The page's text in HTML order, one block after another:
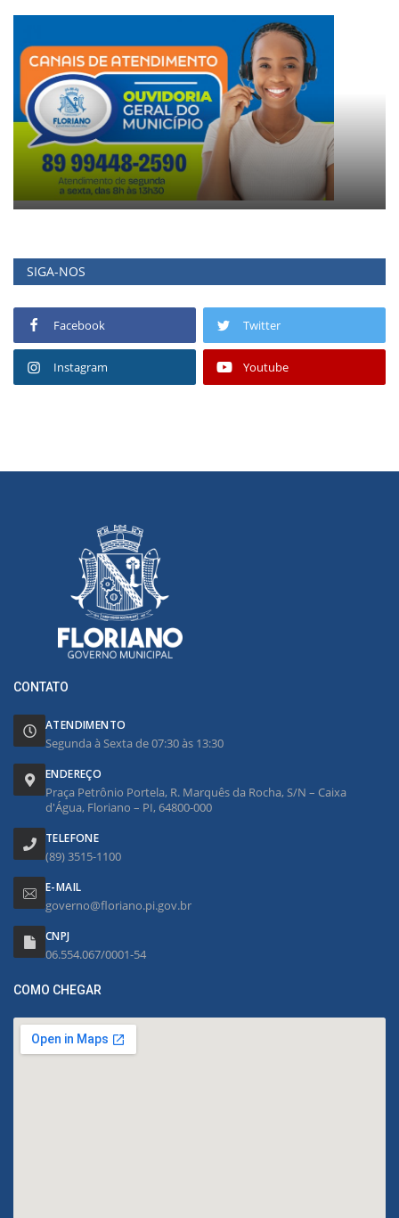
SIGA-NOS
Facebook Twitter
Instagram Youtube
CONTATO
ATENDIMENTO
Segunda à Sexta de 07:30 às 13:30
ENDEREÇO
Praça Petrônio Portela, R. Marquês da Rocha, S/N – Caixa
d'Água, Floriano – PI, 64800-000
TELEFONE
(89) 3515-1100
E-MAIL
governo@floriano.pi.gov.br
CNPJ
06.554.067/0001-54
COMO CHEGAR